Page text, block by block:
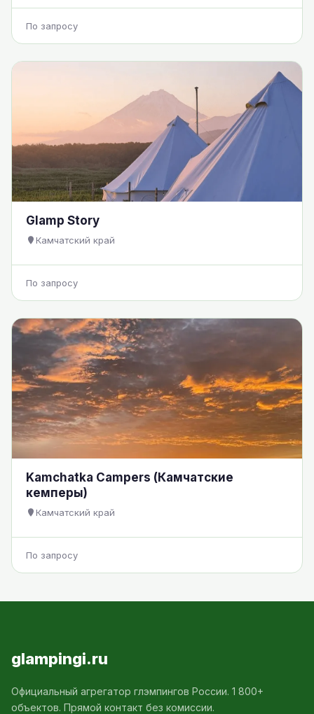
По запросу
Glamp Story
Камчатский край
По запросу
Kamchatka Campers (Камчатские
кемперы)
Камчатский край
По запросу
glampingi.ru
Официальный агрегатор глэмпингов России. 1 800+
объектов. Прямой контакт без комиссии.